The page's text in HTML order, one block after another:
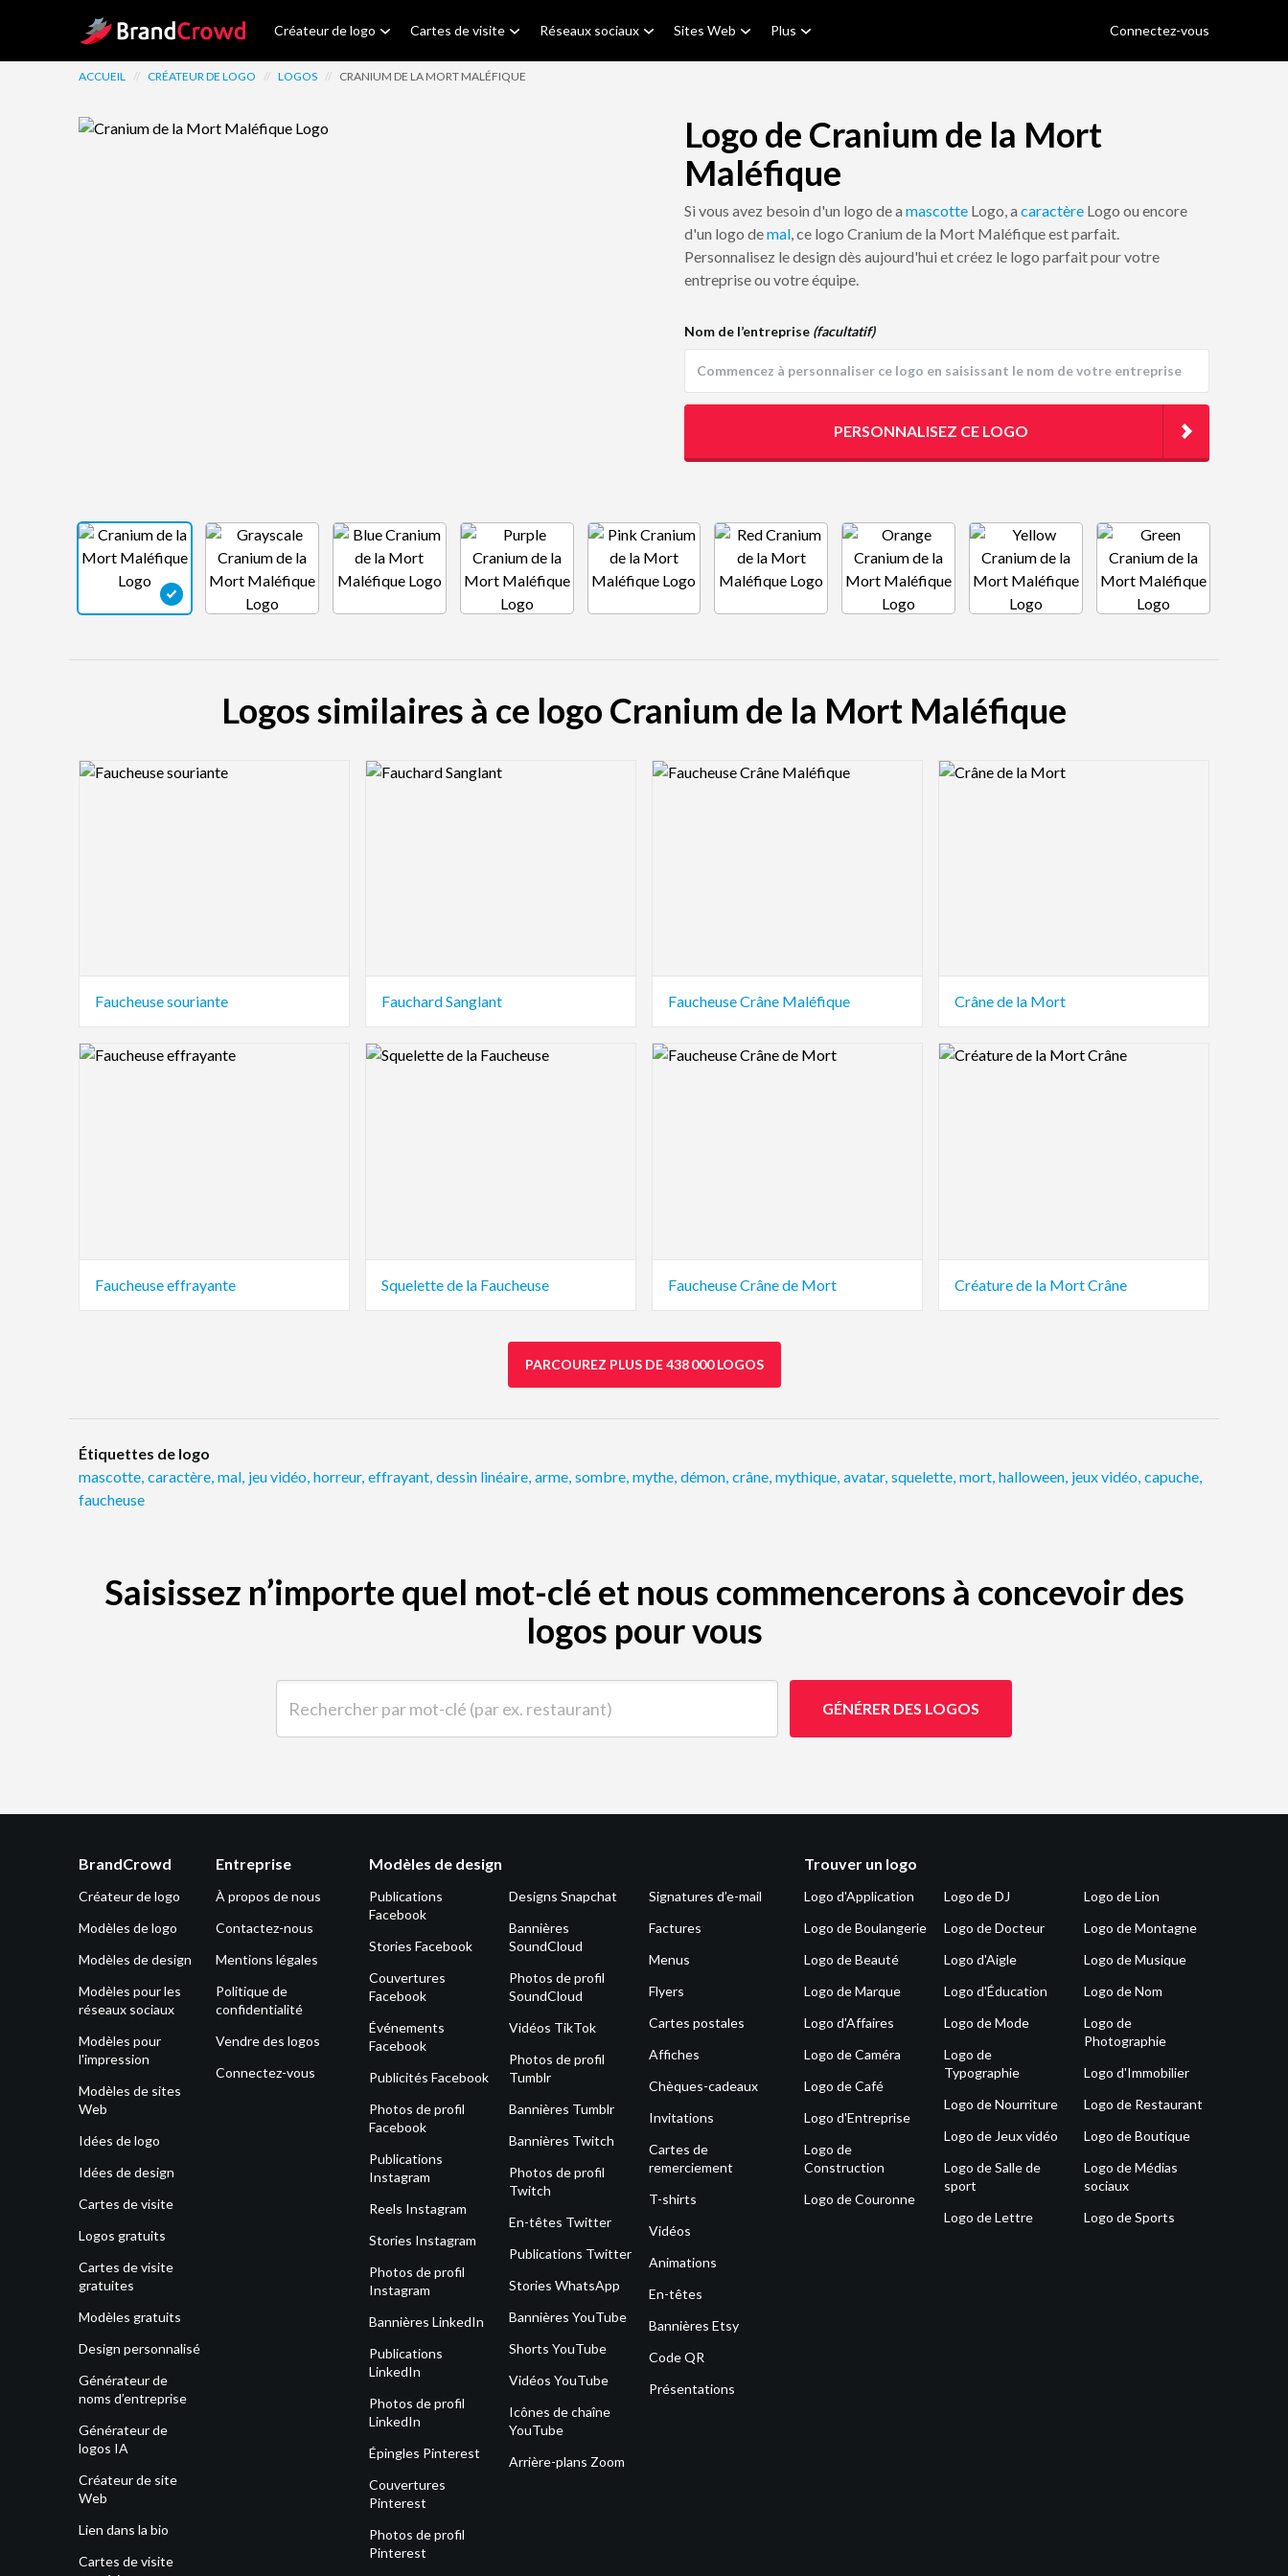
Site Logo Créateur de logo Cartes de visite Réseaux sociaux Sites Web Plus Connectez-vous
ACCUEIL // CRÉATEUR DE LOGO // LOGOS // CRANIUM DE LA MORT MALÉFIQUE
Logo de Cranium de la Mort
Maléfique
Si vous avez besoin d'un logo de a mascotte Logo, a caractère Logo ou encore
d'un logo demal, ce logo Cranium de la Mort Maléfique est parfait.
Personnalisez le design dès aujourd'hui et créez le logo parfait pour votre
entreprise ou votre équipe.
Nom de l’entreprise (facultatif)
PERSONNALISEZ CE LOGO
Logos similaires à ce logo Cranium de la Mort Maléfique
Logo Preview Image
Faucheuse souriante
Logo Preview Image
Fauchard Sanglant
Logo Preview Image
Faucheuse Crâne Maléfique
Logo Preview Image
Crâne de la Mort
Logo Preview Image
Faucheuse effrayante
Logo Preview Image
Squelette de la Faucheuse
Logo Preview Image
Faucheuse Crâne de Mort
Logo Preview Image
Créature de la Mort Crâne
PARCOUREZ PLUS DE 438 000 LOGOS
Étiquettes de logo
mascotte, caractère, mal, jeu vidéo, horreur, effrayant, dessin linéaire, arme, sombre, mythe, démon, crâne, mythique, avatar, squelette, mort, halloween, jeux vidéo, capuche,
faucheuse
Saisissez n’importe quel mot-clé et nous commencerons à concevoir des
logos pour vous
GÉNÉRER DES LOGOS
BrandCrowd
Créateur de logo
Modèles de logo
Modèles de design
Modèles pour les
réseaux sociaux
Modèles pour
l'impression
Modèles de sites
Web
Idées de logo
Idées de design
Cartes de visite
Logos gratuits
Cartes de visite
gratuites
Modèles gratuits
Design personnalisé
Générateur de
noms d’entreprise
Générateur de
logos IA
Créateur de site
Web
Lien dans la bio
Cartes de visite
Entreprise
À propos de nous
Contactez-nous
Mentions légales
Politique de
confidentialité
Vendre des logos
Connectez-vous
Modèles de design
Publications
Facebook
Stories Facebook
Couvertures
Facebook
Événements
Facebook
Publicités Facebook
Photos de profil
Facebook
Publications
Instagram
Reels Instagram
Stories Instagram
Photos de profil
Instagram
Bannières LinkedIn
Publications
LinkedIn
Photos de profil
LinkedIn
Épingles Pinterest
Couvertures
Pinterest
Photos de profil
Pinterest
Designs Snapchat
Bannières
SoundCloud
Photos de profil
SoundCloud
Vidéos TikTok
Photos de profil
Tumblr
Bannières Tumblr
Bannières Twitch
Photos de profil
Twitch
En-têtes Twitter
Publications Twitter
Stories WhatsApp
Bannières YouTube
Shorts YouTube
Vidéos YouTube
Icônes de chaîne
YouTube
Arrière-plans Zoom
Signatures d’e-mail
Factures
Menus
Flyers
Cartes postales
Affiches
Chèques-cadeaux
Invitations
Cartes de
remerciement
T-shirts
Vidéos
Animations
En-têtes
Bannières Etsy
Code QR
Présentations
Trouver un logo
Logo d'Application
Logo de Boulangerie
Logo de Beauté
Logo de Marque
Logo d'Affaires
Logo de Caméra
Logo de Café
Logo d'Entreprise
Logo de
Construction
Logo de Couronne
Logo de DJ
Logo de Docteur
Logo d'Aigle
Logo d'Éducation
Logo de Mode
Logo de
Typographie
Logo de Nourriture
Logo de Jeux vidéo
Logo de Salle de
sport
Logo de Lettre
Logo de Lion
Logo de Montagne
Logo de Musique
Logo de Nom
Logo de
Photographie
Logo d'Immobilier
Logo de Restaurant
Logo de Boutique
Logo de Médias
sociaux
Logo de Sports